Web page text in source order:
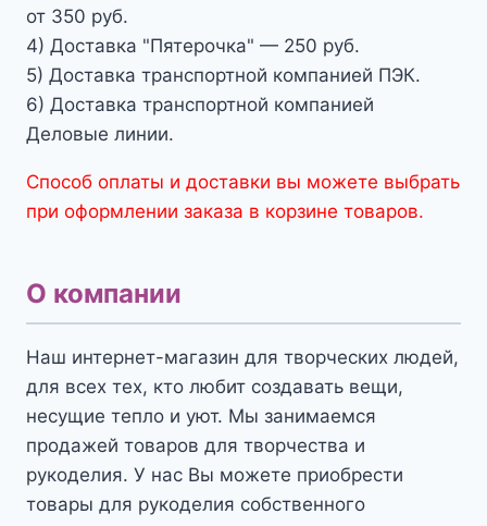
от 350 руб.
4) Доставка "Пятерочка" — 250 руб.
5) Доставка транспортной компанией ПЭК.
6) Доставка транспортной компанией
Деловые линии.
Способ оплаты и доставки вы можете выбрать
при оформлении заказа в корзине товаров.
О компании
Наш интернет-магазин для творческих людей,
для всех тех, кто любит создавать вещи,
несущие тепло и уют. Мы занимаемся
продажей товаров для творчества и
рукоделия. У нас Вы можете приобрести
товары для рукоделия собственного